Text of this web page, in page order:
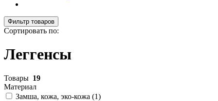
Фильтр товаров
Сортировать по:
Леггенсы
Товары 19
Материал
Замша, кожа, эко-кожа (1)